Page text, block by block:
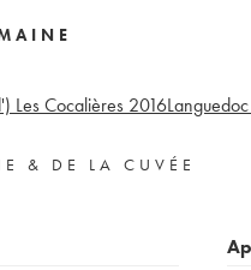
Les Cocalières 2016
& DE LA CUVÉE